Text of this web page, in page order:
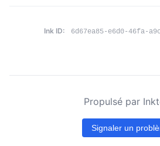
Ink ID: 6d67ea85-e6d0-46fa-
Propulsé par
Signaler un